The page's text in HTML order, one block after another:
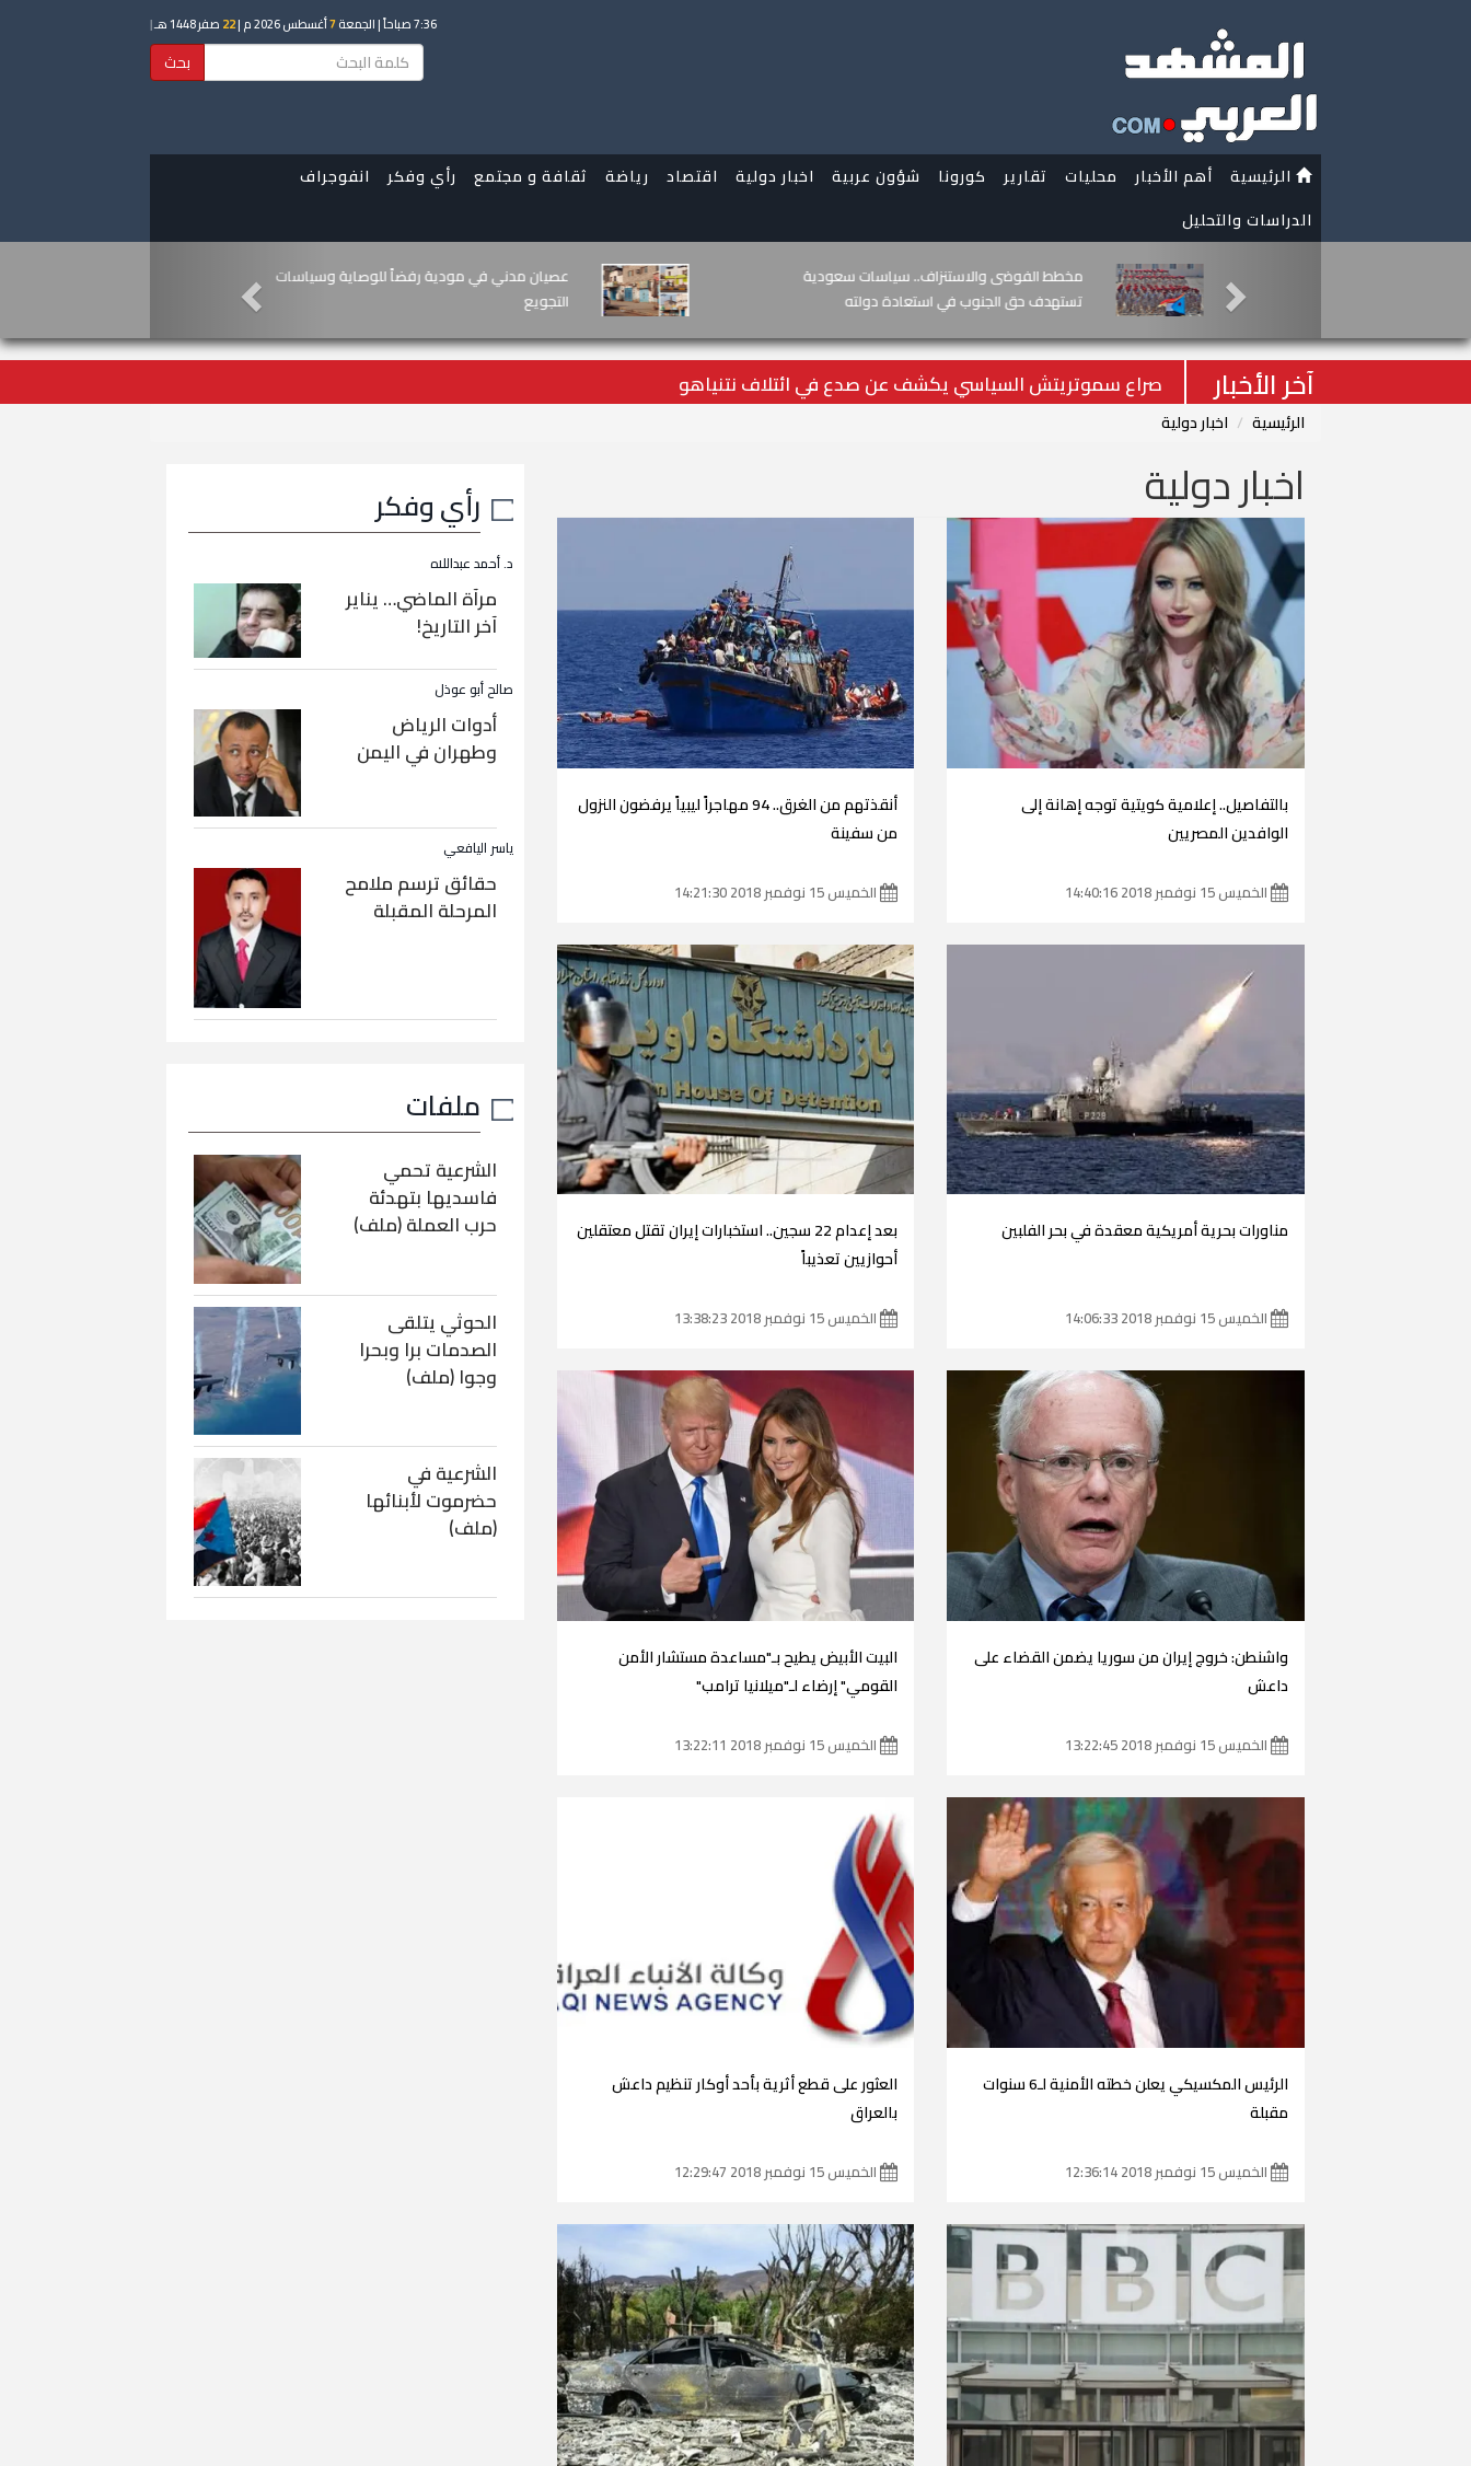
7:36 صباحاً | الجمعة7أغسطس 2026 م | 22 صفر 1448 هـ |
بحث
الرئيسية أهم الأخبار محليات تقارير كورونا شؤون عربية اخبار دولية اقتصاد رياضة ثقافة و مجتمع رأي وفكر
انفوجراف
الدراسات والتحليل
نفط حضرموت ليس للنهب.. تمويل الحوثي بثروات
الجنوب (إنفوجراف)
"انتقالي عدن" يدعو لعصيان مدني احتجاجاً على تدهور
الخدمات والوصاية
آخر الأخبار صراع سموتريتش السياسي يكشف عن صدع في ائتلاف نتنياهو
الرئيسية اخبار دولية
اخبار دولية
بالتفاصيل.. إعلامية كويتية توجه إهانة إلى
الوافدين المصريين
الخميس 15 نوفمبر 2018 14:40:16
أنقذتهم من الغرق.. 94 مهاجراً ليبياً يرفضون النزول
من سفينة
الخميس 15 نوفمبر 2018 14:21:30
مناورات بحرية أمريكية معقدة في بحر الفلبين
الخميس 15 نوفمبر 2018 14:06:33
بعد إعدام 22 سجين.. استخبارات إيران تقتل معتقلين
أحوازيين تعذيباً
الخميس 15 نوفمبر 2018 13:38:23
واشنطن: خروج إيران من سوريا يضمن القضاء على
داعش
الخميس 15 نوفمبر 2018 13:22:45
البيت الأبيض يطيح بـ"مساعدة مستشار الأمن
القومي" إرضاء لـ"ميلانيا ترامب"
الخميس 15 نوفمبر 2018 13:22:11
الرئيس المكسيكي يعلن خطته الأمنية لـ6 سنوات
مقبلة
الخميس 15 نوفمبر 2018 12:36:14
العثور على قطع أثرية بأحد أوكار تنظيم داعش
بالعراق
الخميس 15 نوفمبر 2018 12:29:47
رأي وفكر
د. أحمد عبداللاه
مرآة الماضي… يناير
آخر التاريخ!
صالح أبو عوذل
أدوات الرياض
وطهران في اليمن
ياسر اليافعي
حقائق ترسم ملامح
المرحلة المقبلة
ملفات
الشرعية تحمي
فاسديها بتهدئة
حرب العملة (ملف)
الحوثي يتلقى
الصدمات برا وبحرا
وجوا (ملف)
الشرعية في
حضرموت لأبنائها
(ملف)